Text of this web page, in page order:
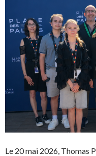
Le 20 mai 2026, Thomas